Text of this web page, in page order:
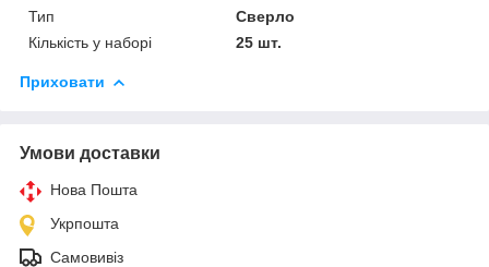
Тип
Сверло
Кількість у наборі
25 шт.
Приховати
Умови доставки
Нова Пошта
Укрпошта
Самовивіз